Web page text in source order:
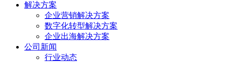
解决方案
企业营销解决方案
数字化转型解决方案
企业出海解决方案
公司新闻
行业动态